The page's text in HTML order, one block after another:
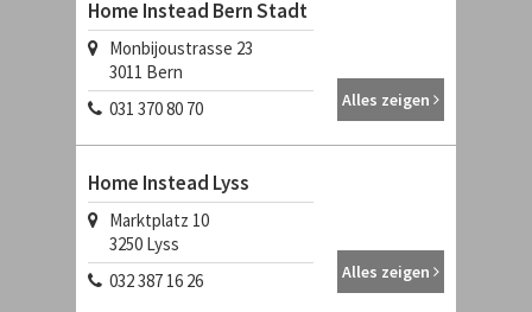
Home Instead Bern Stadt
Monbijoustrasse 23
3011 Bern
031 370 80 70
Alles zeigen
Home Instead Lyss
Marktplatz 10
3250 Lyss
032 387 16 26
Alles zeigen